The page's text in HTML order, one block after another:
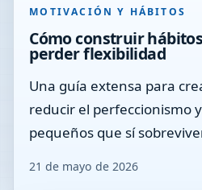
MOTIVACIÓN Y HÁBITOS
Cómo construir
perder flexibilidad
Una guía extensa para
reducir el perfeccionismo
pequeños que sí
21 de mayo de 2026